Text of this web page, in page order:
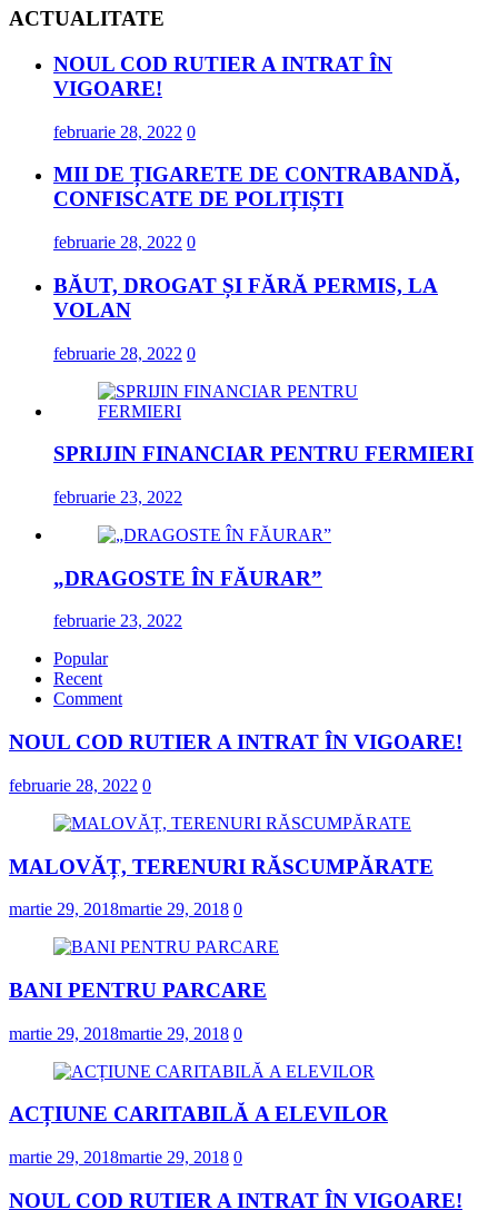
ACTUALITATE
NOUL COD RUTIER A INTRAT ÎN
VIGOARE!
februarie 28, 2022 0
MII DE ȚIGARETE DE CONTRABANDĂ,
CONFISCATE DE POLIȚIȘTI
februarie 28, 2022 0
BĂUT, DROGAT ȘI FĂRĂ PERMIS, LA
VOLAN
februarie 28, 2022 0
SPRIJIN FINANCIAR PENTRU FERMIERI
februarie 23, 2022
„DRAGOSTE ÎN FĂURAR”
februarie 23, 2022
Popular
Recent
Comment
NOUL COD RUTIER A INTRAT ÎN VIGOARE!
februarie 28, 2022 0
MALOVĂȚ, TERENURI RĂSCUMPĂRATE
martie 29, 2018martie 29, 2018 0
BANI PENTRU PARCARE
martie 29, 2018martie 29, 2018 0
ACȚIUNE CARITABILĂ A ELEVILOR
martie 29, 2018martie 29, 2018 0
NOUL COD RUTIER A INTRAT ÎN VIGOARE!